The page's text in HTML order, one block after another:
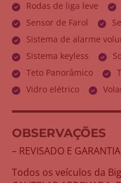
Rodas de liga leve
Sensor de Farol
Sistema de alarme
Sistema keyless
Teto Panorâmico
Vidro elétrico
OBSERVAÇÕES
– REVISADO E
Todos os veículos da